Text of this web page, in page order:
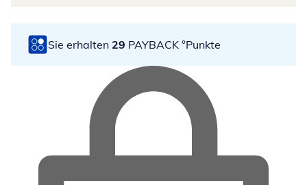
Sie erhalten 29 PAYBACK °Punkte